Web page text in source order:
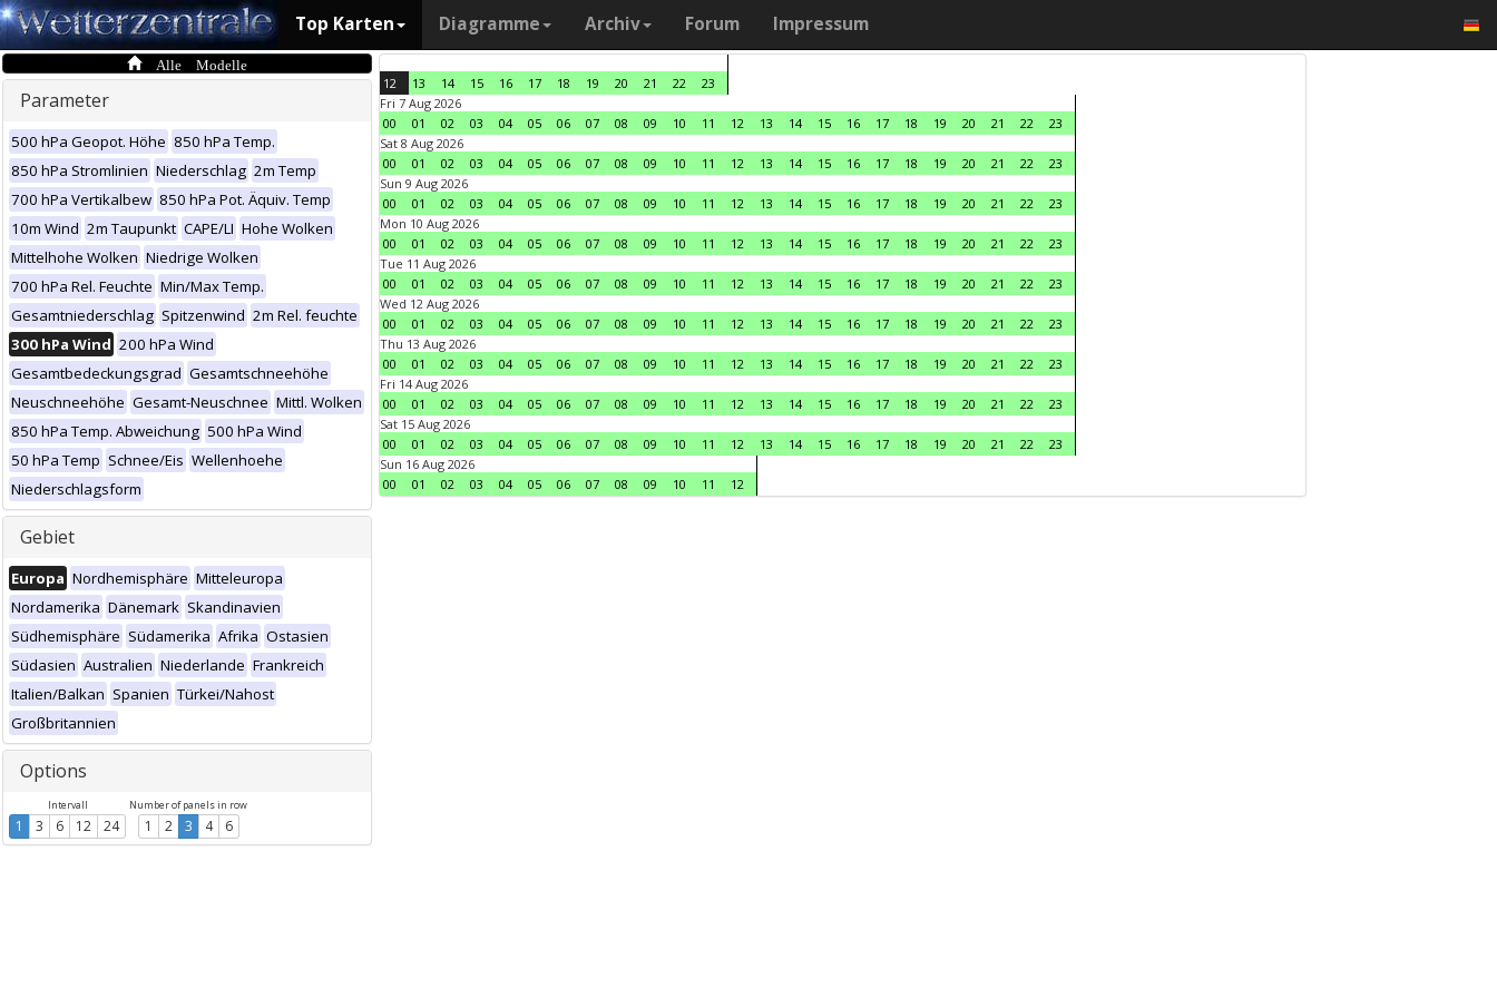
Top Karten Diagramme Archiv Forum Impressum
Alle Modelle
Parameter
500 hPa Geopot. Höhe 850 hPa Temp.
850 hPa Stromlinien Niederschlag 2m Temp
700 hPa Vertikalbew 850 hPa Pot. Äquiv. Temp
10m Wind 2m Taupunkt CAPE/LI Hohe Wolken
Mittelhohe Wolken Niedrige Wolken
700 hPa Rel. Feuchte Min/Max Temp.
Gesamtniederschlag Spitzenwind 2m Rel. feuchte
300 hPa Wind 200 hPa Wind
Gesamtbedeckungsgrad Gesamtschneehöhe
Neuschneehöhe Gesamt-Neuschnee Mittl. Wolken
850 hPa Temp. Abweichung 500 hPa Wind
50 hPa Temp Schnee/Eis Wellenhoehe
Niederschlagsform
Gebiet
Europa Nordhemisphäre Mitteleuropa
Nordamerika Dänemark Skandinavien
Südhemisphäre Südamerika Afrika Ostasien
Südasien Australien Niederlande Frankreich
Italien/Balkan Spanien Türkei/Nahost
Großbritannien
Options
Intervall
1 3 6 12 24
Number of panels in row
1 2 3 4 6
12 13 14 15 16 17 18 19 20 21 22
23
Fri 7 Aug 2026
00
01 02 03 04 05 06 07 08 09 10 11 12 13 14 15 16 17 18 19 20 21 22
23
Sat 8 Aug 2026
00
01 02 03 04 05 06 07 08 09 10 11 12 13 14 15 16 17 18 19 20 21 22
23
Sun 9 Aug 2026
00
01 02 03 04 05 06 07 08 09 10 11 12 13 14 15 16 17 18 19 20 21 22
23
Mon 10 Aug 2026
00
01 02 03 04 05 06 07 08 09 10 11 12 13 14 15 16 17 18 19 20 21 22
23
Tue 11 Aug 2026
00
01 02 03 04 05 06 07 08 09 10 11 12 13 14 15 16 17 18 19 20 21 22
23
Wed 12 Aug 2026
00
01 02 03 04 05 06 07 08 09 10 11 12 13 14 15 16 17 18 19 20 21 22
23
Thu 13 Aug 2026
00
01 02 03 04 05 06 07 08 09 10 11 12 13 14 15 16 17 18 19 20 21 22
23
Fri 14 Aug 2026
00
01 02 03 04 05 06 07 08 09 10 11 12 13 14 15 16 17 18 19 20 21 22
23
Sat 15 Aug 2026
00
01 02 03 04 05 06 07 08 09 10 11 12 13 14 15 16 17 18 19 20 21 22
23
Sun 16 Aug 2026
00
01 02 03 04 05 06 07 08 09 10 11 12